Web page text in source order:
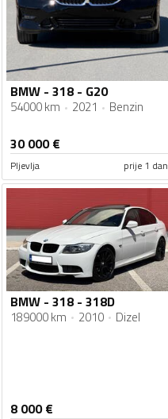
BMW - 318 - G20
54000 km 2021 Benzin
30 000€
Pljevlja prije 1 dan
BMW - 318 - 318D
189000 km 2010 Dizel
8 000€